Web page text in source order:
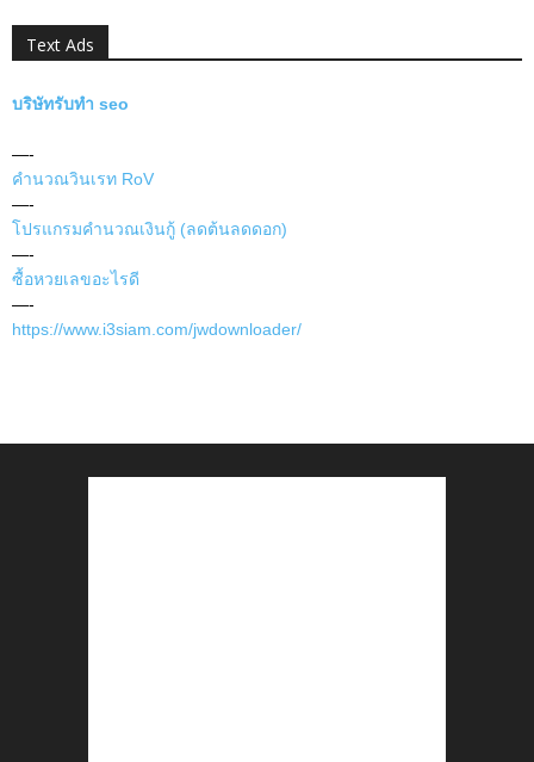
Text Ads
บริษัทรับทำ seo
—-
คำนวณวินเรท RoV
—-
โปรแกรมคำนวณเงินกู้ (ลดต้นลดดอก)
—-
ซื้อหวยเลขอะไรดี
—-
https://www.i3siam.com/jwdownloader/